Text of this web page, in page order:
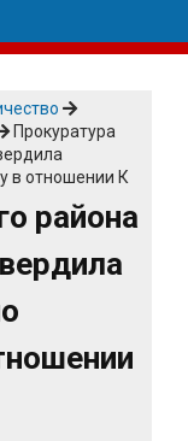
Прокуратура
в отношении К
района